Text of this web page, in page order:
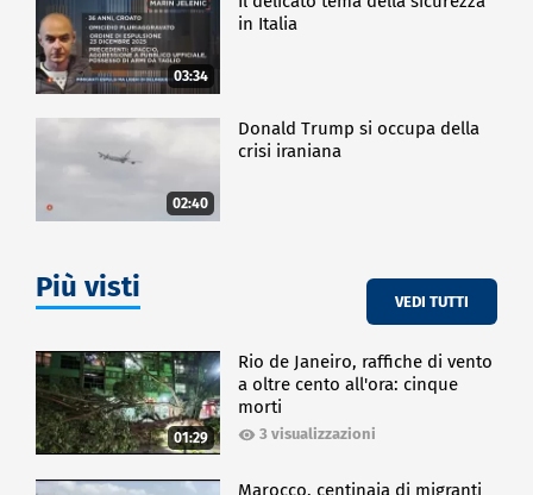
03:34
in Italia
02:40
Donald Trump si occupa della
crisi iraniana
Più visti VEDI TUTTI
01:29
Rio de Janeiro, raffiche di vento
a oltre cento all'ora: cinque
morti
3 visualizzazioni
Marocco, centinaia di migranti